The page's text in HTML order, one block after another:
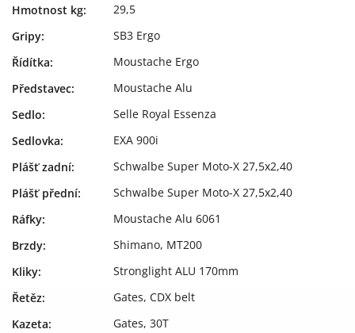
Hmotnost kg:
29,5
Gripy:
SB3 Ergo
Řídítka:
Moustache Ergo
Představec:
Moustache Alu
Sedlo:
Selle Royal Essenza
Sedlovka:
EXA 900i
Plášť zadní:
Schwalbe Super Moto-X 27,5x2,40
Plášť přední:
Schwalbe Super Moto-X 27,5x2,40
Ráfky:
Moustache Alu 6061
Brzdy:
Shimano, MT200
Kliky:
Stronglight ALU 170mm
Řetěz:
Gates, CDX belt
Kazeta:
Gates, 30T